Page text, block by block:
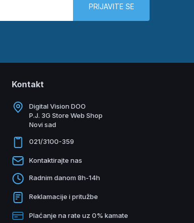
PRIJAVITE SE
Kontakt
Digital Vision DOO
P.J. 3G Store Web Shop
Novi sad
021/3100-359
Kontaktirajte nas
Radnim danom 8h-14h
Reklamacije i pritužbe
Plaćanje na rate uz 0% kamate